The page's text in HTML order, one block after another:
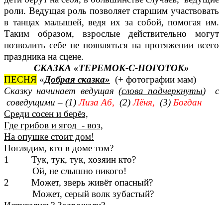
роли. Ведущая роль позволяет старшим участвовать
в танцах малышей, ведя их за собой, помогая им.
Таким образом, взрослые действительно могут
позволить себе не появляться на протяжении всего
праздника на сцене.
СКАЗКА «ТЕРЕМОК-С-НОГОТОК»
ПЕСНЯ «Добрая сказка» (+ фотографии мам)
Сказку начинает ведущая (слова подчеркнуты) с
соведущими – (1)Лиза Аб, (2)Лёня, (3) Богдан
Среди сосен и берёз,
Где грибов и ягод - воз,
На опушке стоит дом!
Поглядим, кто в доме том?
1 Тук, тук, тук, хозяин кто?
Ой, не слышно никого!
2 Может, зверь живёт опасный?
Может, серый волк зубастый?